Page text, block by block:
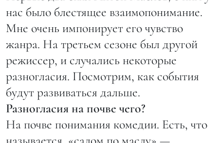
нас было блестящее взаимопонимание.
Мне очень импонирует его чувство
жанра. На третьем сезоне был другой
режиссер, и случались некоторые
разногласия. Посмотрим, как события
будут развиваться дальше.
Разногласия на почве чего?
На почве понимания комедии. Есть, что